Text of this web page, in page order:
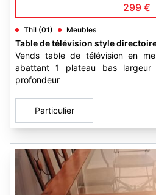
299 €
Thil (01) Meubles
Table de télévision style
Vends table de télévision en
abattant 1 plateau bas
profondeur
Particulier